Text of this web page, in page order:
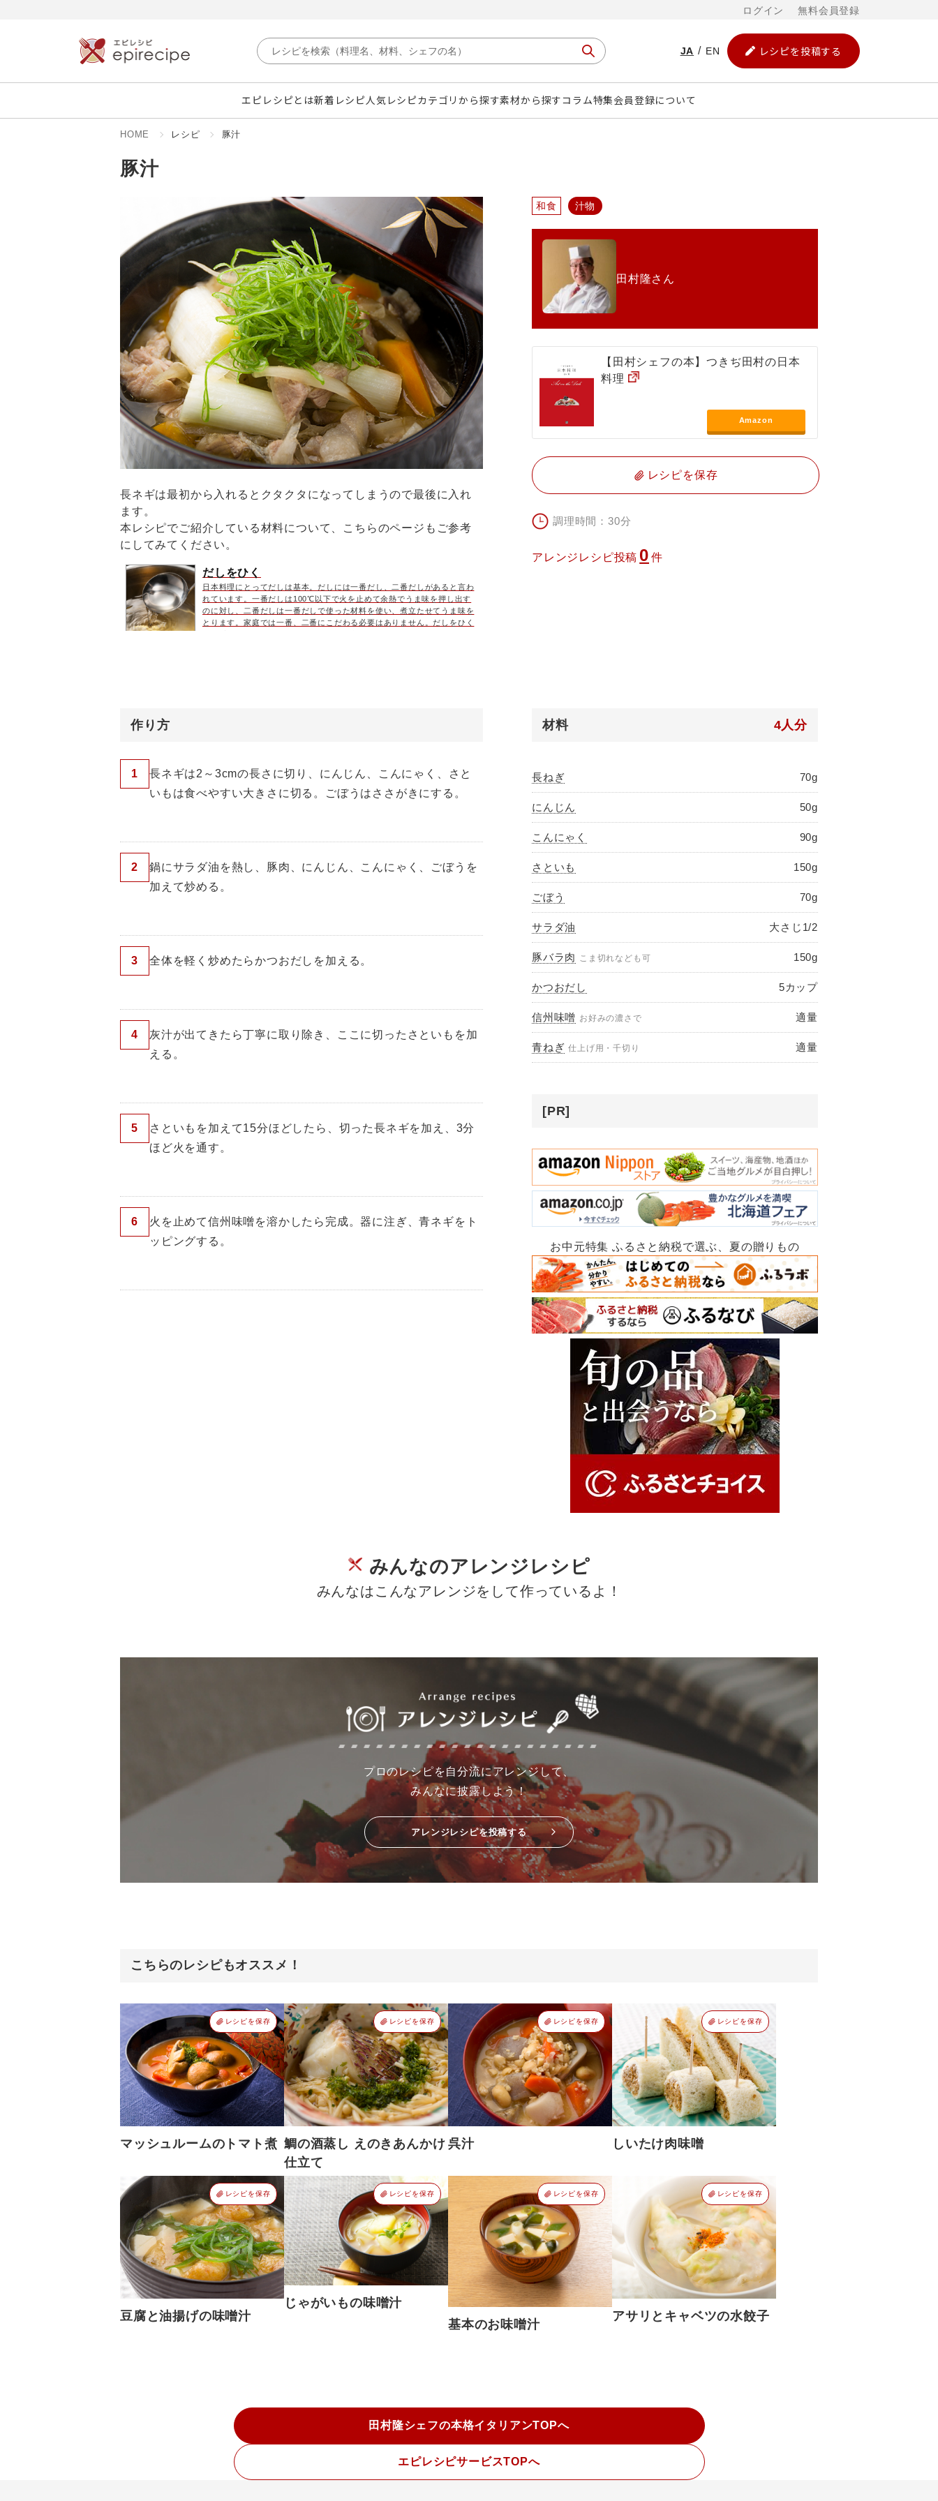
ログイン 無料会員登録
JA EN レシピを投稿する
エピレシピとは新着レシピ人気レシピカテゴリから探す素材から探すコラム特集会員登録について
HOME レシピ 豚汁
豚汁
長ネギは最初から入れるとクタクタになってしまうので最後に入れ
ます。
本レシピでご紹介している材料について、こちらのページもご参考
にしてみてください。
だしをひく
日本料理にとってだしは基本。だしには一番だし、二番だしがあると言わ
れています。一番だしは100℃以下で火を止めて余熱でうま味を押し出す
のに対し、二番だしは一番だしで使った材料を使い、煮立たせてうま味を
とります。家庭では一番、二番にこだわる必要はありません。だしをひく
和食 汁物
田村隆さん
【田村シェフの本】つきぢ田村の日本
料理
Amazon
レシピを保存
調理時間：30分
アレンジレシピ投稿 0 件
作り方
1
長ネギは2～3cmの長さに切り、にんじん、こんにゃく、さと
いもは食べやすい大きさに切る。ごぼうはささがきにする。
2
鍋にサラダ油を熱し、豚肉、にんじん、こんにゃく、ごぼうを
加えて炒める。
3 全体を軽く炒めたらかつおだしを加える。
4
灰汁が出てきたら丁寧に取り除き、ここに切ったさといもを加
える。
5
さといもを加えて15分ほどしたら、切った長ネギを加え、3分
ほど火を通す。
6
火を止めて信州味噌を溶かしたら完成。器に注ぎ、青ネギをト
ッピングする。
材料 4人分
長ねぎ 70g
にんじん 50g
こんにゃく 90g
さといも 150g
ごぼう 70g
サラダ油 大さじ1/2
豚バラ肉 こま切れなども可 150g
かつおだし 5カップ
信州味噌 お好みの濃さで 適量
青ねぎ 仕上げ用・千切り 適量
[PR]
お中元特集 ふるさと納税で選ぶ、夏の贈りもの
みんなのアレンジレシピ
みんなはこんなアレンジをして作っているよ！
プロのレシピを自分流にアレンジして、
みんなに披露しよう！
アレンジレシピを投稿する
こちらのレシピもオススメ！
レシピを保存
マッシュルームのトマト煮
レシピを保存
鯛の酒蒸し えのきあんかけ
仕立て
レシピを保存
呉汁
レシピを保存
しいたけ肉味噌
レシピを保存
豆腐と油揚げの味噌汁
レシピを保存
じゃがいもの味噌汁
レシピを保存
基本のお味噌汁
レシピを保存
アサリとキャベツの水餃子
田村隆シェフの本格イタリアンTOPへ
エピレシピサービスTOPへ